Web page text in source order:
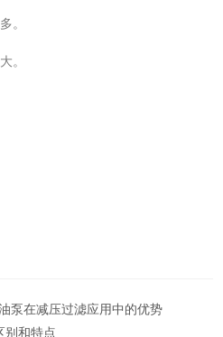
。
。
泵在减压过滤应用中的优势
别和特点